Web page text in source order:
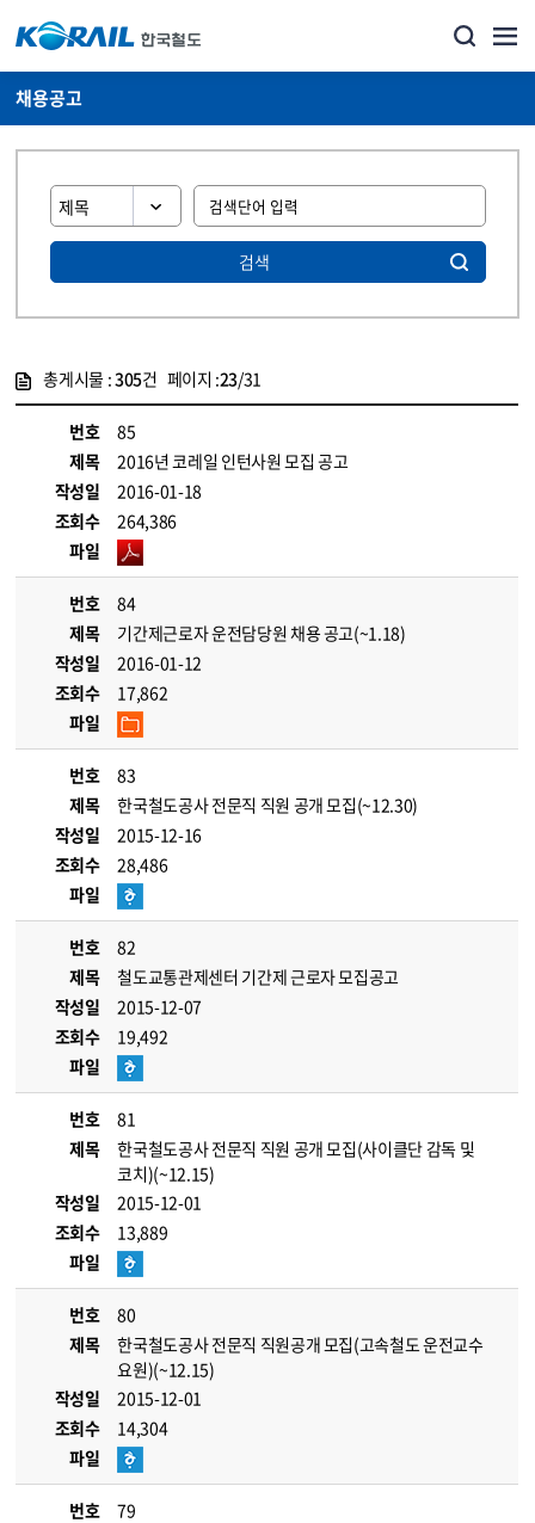
채용공고
검색
총게시물 :305건 페이지 :23/31
번호
85
제목
2016년 코레일 인턴사원 모집 공고
작성일
2016-01-18
조회수
264,386
파일
번호
84
제목
기간제근로자 운전담당원 채용 공고(~1.18)
작성일
2016-01-12
조회수
17,862
파일
번호
83
제목
한국철도공사 전문직 직원 공개 모집(~12.30)
작성일
2015-12-16
조회수
28,486
파일
번호
82
제목
철도교통관제센터 기간제 근로자 모집공고
작성일
2015-12-07
조회수
19,492
파일
번호
81
제목
한국철도공사 전문직 직원 공개 모집(사이클단 감독 및
코치)(~12.15)
작성일
2015-12-01
조회수
13,889
파일
번호
80
제목
한국철도공사 전문직 직원공개 모집(고속철도 운전교수
요원)(~12.15)
작성일
2015-12-01
조회수
14,304
파일
번호
79